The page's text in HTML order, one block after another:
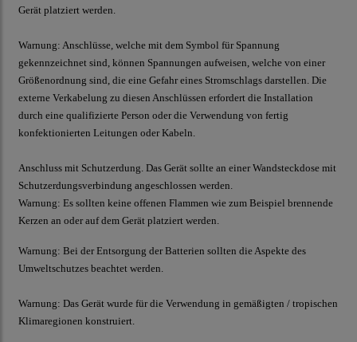
Gerät platziert werden.
Warnung: Anschlüsse, welche mit dem Symbol für Spannung
gekennzeichnet sind, können Spannungen aufweisen, welche von einer
Größenordnung sind, die eine Gefahr eines Stromschlags darstellen. Die
externe Verkabelung zu diesen Anschlüssen erfordert die Installation
durch eine qualifizierte Person oder die Verwendung von fertig
konfektionierten Leitungen oder Kabeln.
Anschluss mit Schutzerdung. Das Gerät sollte an einer Wandsteckdose mit
Schutzerdungsverbindung angeschlossen werden.
Warnung: Es sollten keine offenen Flammen wie zum Beispiel brennende
Kerzen an oder auf dem Gerät platziert werden.
Warnung: Bei der Entsorgung der Batterien sollten die Aspekte des
Umweltschutzes beachtet werden.
Warnung: Das Gerät wurde für die Verwendung in gemäßigten / tropischen
Klimaregionen konstruiert.